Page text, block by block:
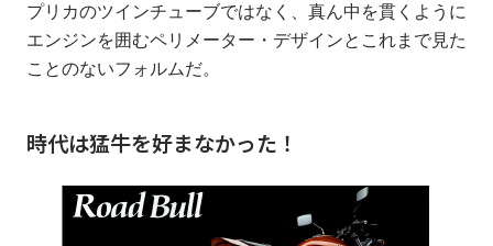
プリカのツインチューブではなく、真ん中を貫くように
エンジンを囲むペリメーター・デザインとこれまで見た
ことのないフォルムだ。
時代は猛牛を好まなかった！